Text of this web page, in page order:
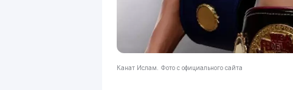
Канат Ислам. Фото с официального сайта